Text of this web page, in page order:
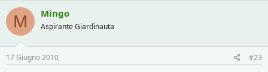
M Mingo
Aspirante Giardinauta
17 Giugno 2010 #23